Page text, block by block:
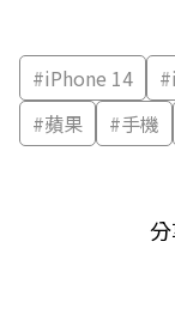
#iPhone 14 #
#蘋果 #手機
分